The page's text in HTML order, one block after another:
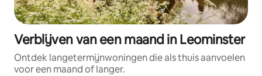
Verblijven van een maand in Leominster
Ontdek langetermijnwoningen die als thuis aanvoelen
voor een maand of langer.